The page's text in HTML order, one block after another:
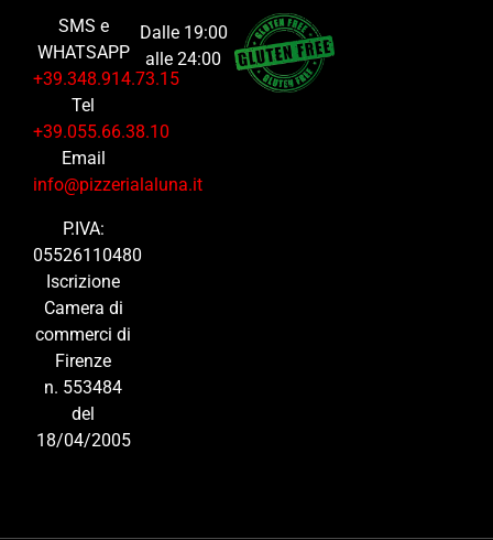
SMS e
WHATSAPP
+39.348.914.73.15
Tel
+39.055.66.38.10
Email
info@pizzerialaluna.it
P.IVA:
05526110480
Iscrizione
Camera di
commerci di
Firenze
n. 553484
del
18/04/2005
Dalle 19:00
alle 24:00